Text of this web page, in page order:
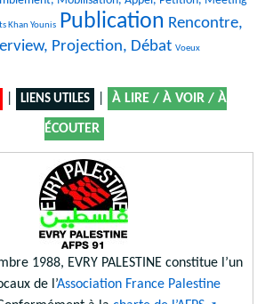
Khan Younis Publication Rencontre,
Projection, Débat Voeux
LIENS UTILES À LIRE / À VOIR / À
ÉCOUTER
1988, EVRY PALESTINE constitue l’un
de l’Association France Palestine